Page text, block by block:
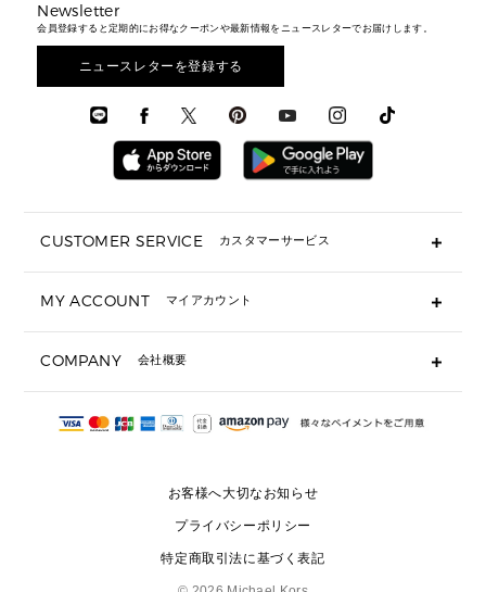
ウェア
アクセサリー
メンズ バッグ
メンズ 財布・小物
メンズ シューズ
メンズ ウェア
メンズ 時計・その他
メンズ財布・小物
メンズアクセサリー
メンズウェア
3 IN 1 / 2 IN 1 バッグ
▶ メンズすべて
▶ メンズすべて
▶ バッグすべて
通勤・通学アイテム
3 IN 1 バッグ
ミニ財布・フラグメントケース
▶ 小物すべて
定期ケース・カードケース・名刺入れ
サンダル
スニーカー
▶ ウェア
財布・小物
時計・ジュエリー
アクセサリー
エディターレビュー
Newsletter
会員登録すると定期的にお得なクーポンや最新情報をニュースレターでお届けします。
ニュースレターを登録する
CUSTOMER SERVICE カスタマーサービス
ギフト用にラッピングができますか？
ショッピングバッグを購入商品分送ってもらえますか？
注文後に完了メールが受信できないのですが？
サイズ交換はできますか？
MY ACCOUNT マイアカウント
COMPANY 会社概要
会社概要
お客様へ大切なお知らせ
プライバシーポリシー
特定商取引法に基づく表記